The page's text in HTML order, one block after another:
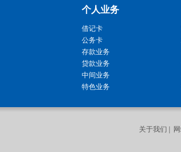
个人业务
借记卡
公务卡
存款业务
贷款业务
中间业务
特色业务
关于我们